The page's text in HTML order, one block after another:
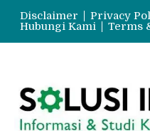
Disclaimer Privacy
Hubungi Kami
Terms